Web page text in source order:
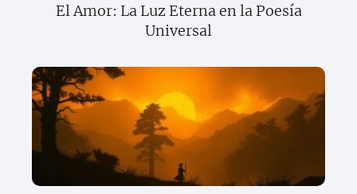
El Amor: La Luz Eterna en la Poesía
Universal